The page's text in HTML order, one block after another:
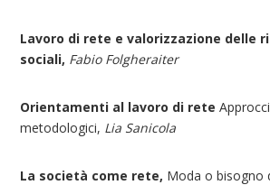
Lavoro di rete e valorizzazione delle
sociali, Fabio Folgheraiter
Orientamenti al lavoro di rete
metodologici, Lia Sanicola
La società come rete, Moda o bisogno